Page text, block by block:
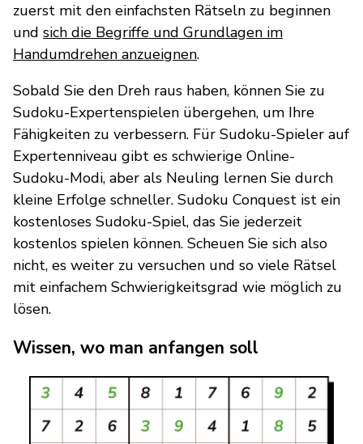
zuerst mit den einfachsten Rätseln zu beginnen
und sich die Begriffe und Grundlagen im
Handumdrehen anzueignen.
Sobald Sie den Dreh raus haben, können Sie zu
Sudoku-Expertenspielen übergehen, um Ihre
Fähigkeiten zu verbessern. Für Sudoku-Spieler auf
Expertenniveau gibt es schwierige Online-
Sudoku-Modi, aber als Neuling lernen Sie durch
kleine Erfolge schneller. Sudoku Conquest ist ein
kostenloses Sudoku-Spiel, das Sie jederzeit
kostenlos spielen können. Scheuen Sie sich also
nicht, es weiter zu versuchen und so viele Rätsel
mit einfachem Schwierigkeitsgrad wie möglich zu
lösen.
Wissen, wo man anfangen soll